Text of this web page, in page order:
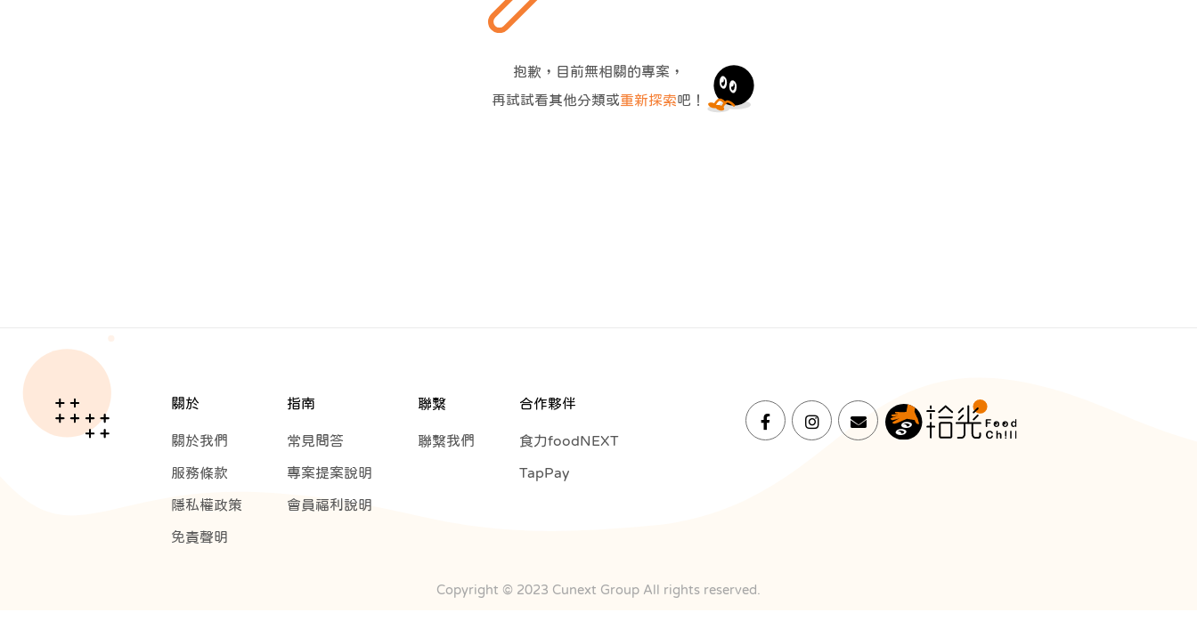
抱歉，目前無相關的專案，
再試試看其他分類或重新探索吧！
關於
關於我們
服務條款
隱私權政策
免責聲明
指南
常見問答
專案提案說明
會員福利說明
聯繫
聯繫我們
合作夥伴
食力foodNEXT
TapPay
Copyright © 2023 Cunext Group All rights reserved.